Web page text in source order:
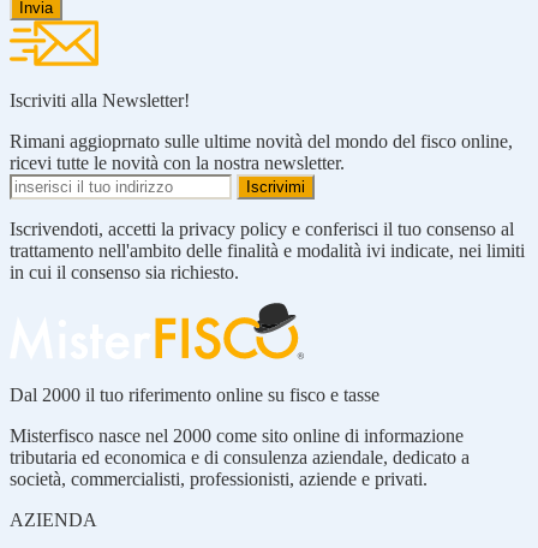
Iscriviti alla Newsletter!
Rimani aggioprnato sulle ultime novità del mondo del fisco online,
ricevi tutte le novità con la nostra newsletter.
Iscrivendoti, accetti la privacy policy e conferisci il tuo consenso al
trattamento nell'ambito delle finalità e modalità ivi indicate, nei limiti
in cui il consenso sia richiesto.
Dal 2000 il tuo riferimento online su fisco e tasse
Misterfisco nasce nel 2000 come sito online di informazione
tributaria ed economica e di consulenza aziendale, dedicato a
società, commercialisti, professionisti, aziende e privati.
AZIENDA